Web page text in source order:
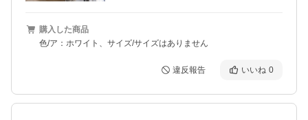
購入した商品
色/ア：ホワイト、サイズ/サイズはありません
違反報告 いいね 0